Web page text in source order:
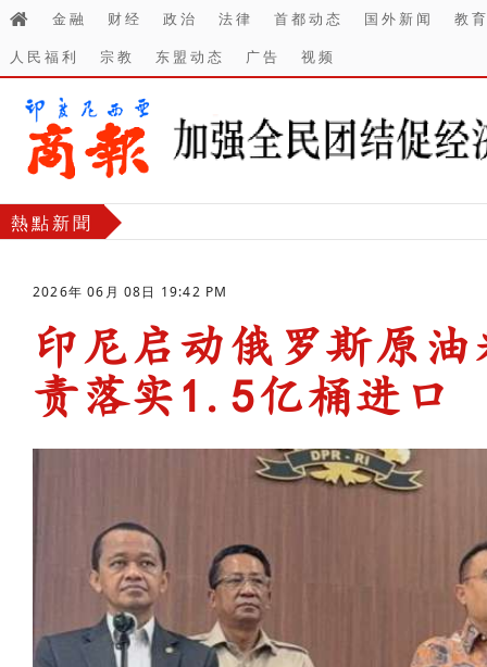
金融 财经 政治 法律 首都动态 国外新闻
教
人民福利
宗教 东盟动态 广告 视频
熱點新聞
2026年 06月 08日 19:42 PM
印尼启动俄罗斯原
责落实1.5亿桶进口